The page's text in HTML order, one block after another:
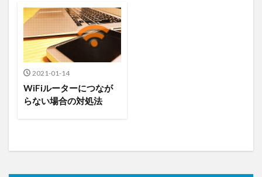
2021-01-14
WiFiルーターにつなが
らない場合の対処法